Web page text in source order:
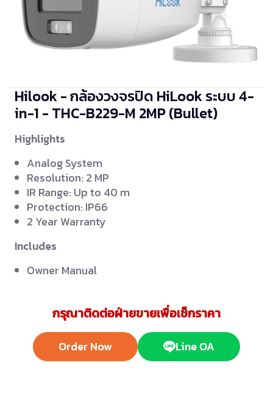
Hilook - กล้องวงจรปิด HiLook ระบบ 4-
in-1 - THC-B229-M 2MP (Bullet)
Highlights
Analog System
Resolution: 2 MP
IR Range: Up to 40 m
Protection: IP66
2 Year Warranty
Includes
Owner Manual
กรุณาติดต่อฝ่ายขายเพื่อเช็กราคา
Order Now Line OA